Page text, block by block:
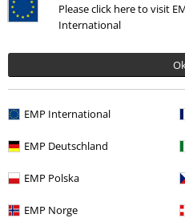
Please click here to visit
International
EMP International
EMP Deutschland
EMP Polska
EMP Norge
0 beoordelingen